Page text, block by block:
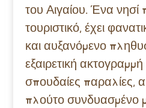
του Αιγαίου. Ένα νησί
τουριστικό, έχει
και αυξανόμενο
εξαιρετική
σπουδαίες παραλίες,
πλούτοσυνδυασμένο